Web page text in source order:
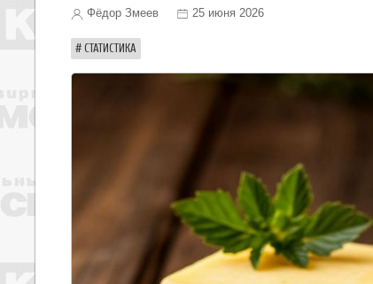
Фёдор Змеев 25 июня 2026
СТАТИСТИКА